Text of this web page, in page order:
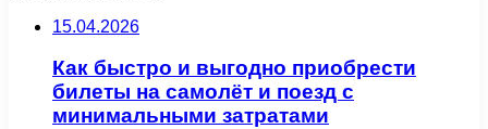
15.04.2026
Как быстро и выгодно приобрести
билеты на самолёт и поезд с
минимальными затратами